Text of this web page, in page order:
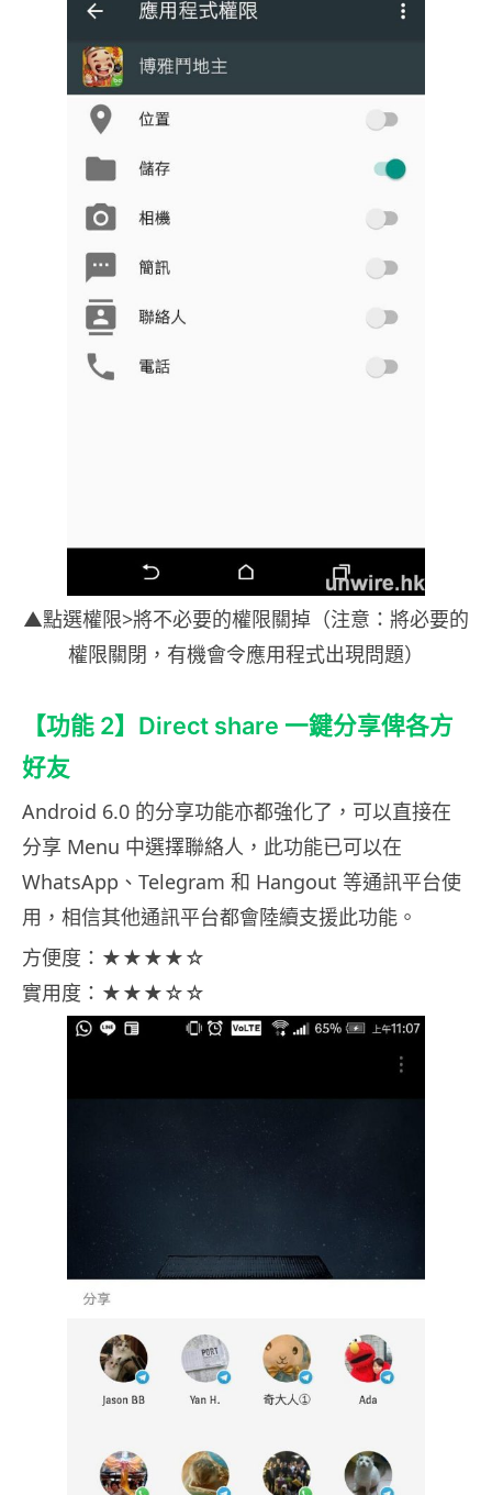
▲點選權限>將不必要的權限關掉（注意：將必要的
權限關閉，有機會令應用程式出現問題）
【功能 2】Direct share 一鍵分享俾各方
好友
Android 6.0 的分享功能亦都強化了，可以直接在
分享 Menu 中選擇聯絡人，此功能已可以在
WhatsApp、Telegram 和 Hangout 等通訊平台使
用，相信其他通訊平台都會陸續支援此功能。
方便度：★★★★☆
實用度：★★★☆☆